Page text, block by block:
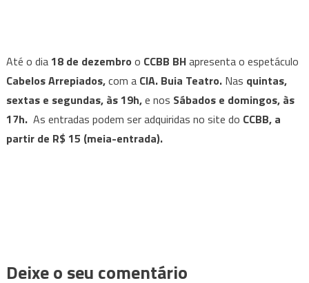
Até o dia 18 de dezembro o CCBB BHapresenta o espetáculo
Cabelos Arrepiados,com a CIA. Buia Teatro. Nas quintas,
sextas e segundas, às 19h,e nos Sábados e domingos, às
17h. As entradas podem ser adquiridas no site do CCBB, a
partir de R$ 15 (meia-entrada).
Deixe o seu comentário